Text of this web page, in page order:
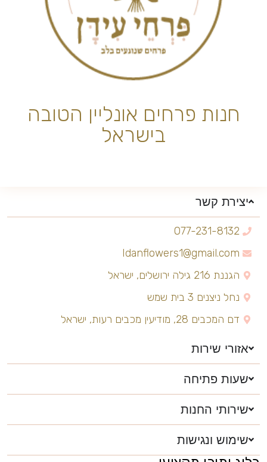
חנות פרחים אונליין הטובה
בישראל
יצירת קשר
077-231-8132
Idanflowers1@gmail.com
הגננת 216 גילה ירושלים, ישראל
נחל ניצנים 3 בית שמש
דם המכבים 28, מודיעין מכבים רעות, ישראל
אזורי שירות
שעות פתיחה
שירותי החנות
שימוש ונגישות